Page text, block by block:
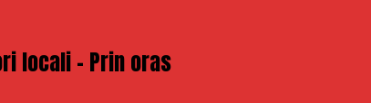
locali – Prin oras